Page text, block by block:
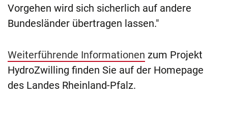
Vorgehen wird sich sicherlich auf andere
Bundesländer übertragen lassen."
Weiterführende Informationen zum Projekt
HydroZwilling finden Sie auf der Homepage
des Landes Rheinland-Pfalz.